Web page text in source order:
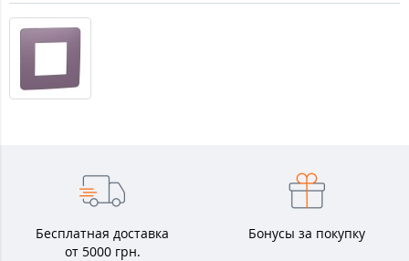
Бесплатная доставка
от 5000 грн.
Бонусы за покупку